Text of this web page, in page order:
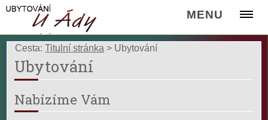
MENU
Cesta: Titulní stránka > Ubytování
Ubytování
Nabízíme Vám